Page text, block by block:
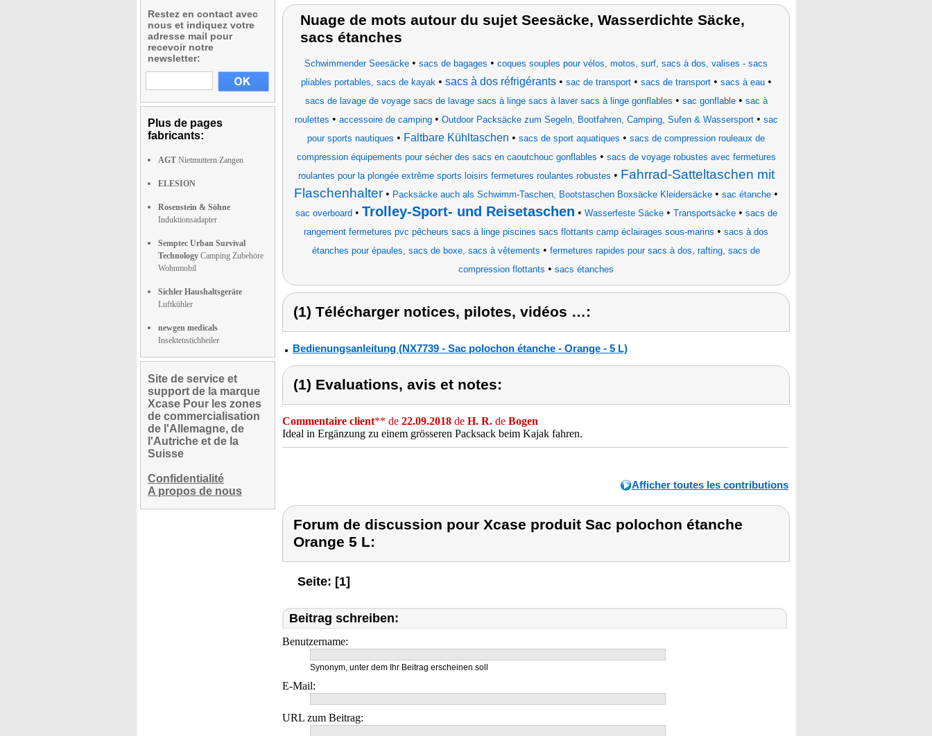
Restez en contact avec
nous et indiquez votre
adresse mail pour
recevoir notre
newsletter:
Plus de pages
fabricants:
AGT Nietmuttern Zangen
ELESION
Rosenstein & Söhne
Induktionsadapter
Semptec Urban Survival
Technology Camping Zubehöre
Wohnmobil
Sichler Haushaltsgeräte
Luftkühler
newgen medicals
Insektenstichheiler
Site de service et
support de la marque
Xcase Pour les zones
de commercialisation
de l'Allemagne, de
l'Autriche et de la
Suisse
Confidentialité
A propos de nous
Nuage de mots autour du sujet Seesäcke, Wasserdichte Säcke,
sacs étanches
Schwimmender Seesäcke • sacs de bagages • coques souples pour vélos, motos, surf, sacs à dos, valises - sacs
pliables portables, sacs de kayak • sacs à dos réfrigérants• sac de transport• sacs de transport• sacs à eau•
sacs de lavage de voyage sacs de lavage sacs à linge sacs à laver sacs à linge gonflables • sac gonflable• sac à
roulettes • accessoire de camping• Outdoor Packsäcke zum Segeln, Bootfahren, Camping, Sufen & Wassersport• sac
pour sports nautiques • Faltbare Kühltaschen • sacs de sport aquatiques • sacs de compression rouleaux de
compression équipements pour sécher des sacs en caoutchouc gonflables • sacs de voyage robustes avec fermetures
roulantes pour la plongée extrême sports loisirs fermetures roulantes robustes • Fahrrad-Satteltaschen mit
Flaschenhalter • Packsäcke auch als Schwimm-Taschen, Bootstaschen Boxsäcke Kleidersäcke • sac étanche •
sac overboard• Trolley-Sport- und Reisetaschen • Wasserfeste Säcke• Transportsäcke• sacs de
rangement fermetures pvc pêcheurs sacs à linge piscines sacs flottants camp éclairages sous-marins • sacs à dos
étanches pour épaules, sacs de boxe, sacs à vêtements • fermetures rapides pour sacs à dos, rafting, sacs de
compression flottants • sacs étanches
(1) Télécharger notices, pilotes, vidéos …:
Bedienungsanleitung (NX7739 - Sac polochon étanche - Orange - 5 L)
(1) Evaluations, avis et notes:
Commentaire client** de 22.09.2018 de H. R. de Bogen
Ideal in Ergänzung zu einem grösseren Packsack beim Kajak fahren.
Afficher toutes les contributions
Forum de discussion pour Xcase produit Sac polochon étanche
Orange 5 L:
Seite: [1]
Beitrag schreiben:
Benutzername:
Synonym, unter dem Ihr Beitrag erscheinen soll
E-Mail:
URL zum Beitrag: